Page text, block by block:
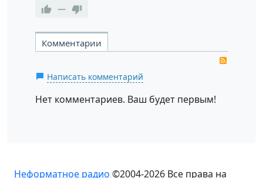
—
Комментарии
Написать комментарий
Нет комментариев. Ваш будет первым!
Неформатное радио ©2004-2026 Все права на